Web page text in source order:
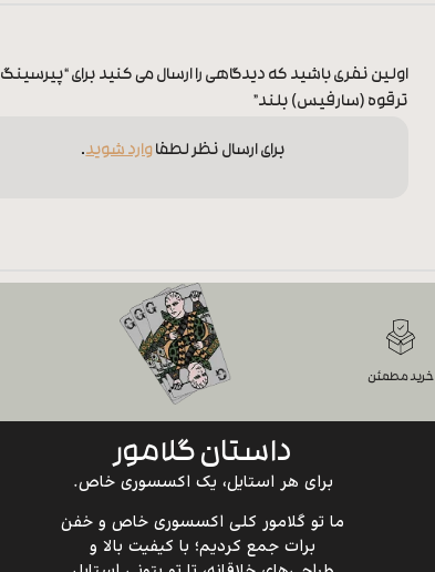
اولین نفری باشید که دیدگاهی را ارسال می کنید برای “پیرسینگ
ترقوه (سارفیس) بلند”
برای ارسال نظر لطفاوارد شوید.
خرید مطمئن
داستان گلامور
برای هر استایل، یک اکسسوری خاص.
ما تو گلامور کلی اکسسوری خاص و خفن
برات جمع کردیم؛ با کیفیت بالا و